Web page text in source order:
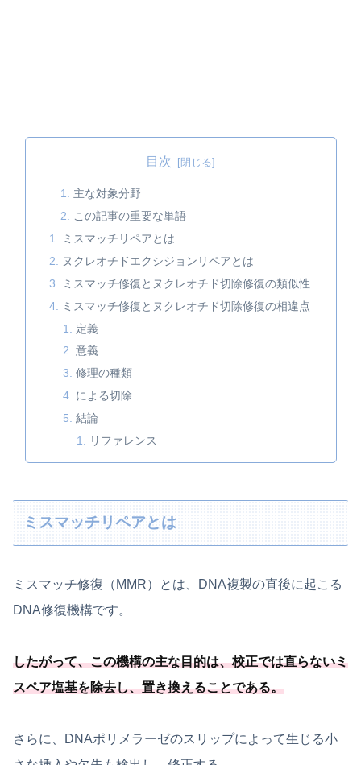
目次
主な対象分野
この記事の重要な単語
ミスマッチリペアとは
ヌクレオチドエクシジョンリペアとは
ミスマッチ修復とヌクレオチド切除修復の類似性
ミスマッチ修復とヌクレオチド切除修復の相違点
定義
意義
修理の種類
による切除
結論
リファレンス
ミスマッチリペアとは
ミスマッチ修復（MMR）とは、DNA複製の直後に起こる
DNA修復機構です。
したがって、この機構の主な目的は、校正では直らないミ
スペア塩基を除去し、置き換えることである。
さらに、DNAポリメラーゼのスリップによって生じる小